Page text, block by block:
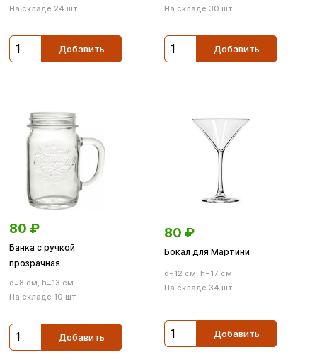
На складе 24 шт.
Добавить
На складе 30 шт.
Добавить
80 ₽
Банка с ручкой
прозрачная
d=8 см, h=13 см
На складе 10 шт.
Добавить
80 ₽
Бокал для Мартини
d=12 см, h=17 см
На складе 34 шт.
Добавить